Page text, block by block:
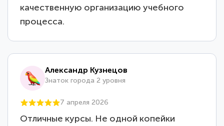
качественную организацию учебного
процесса.
Александр Кузнецов
Знаток города 2 уровня
7 апреля 2026
Отличные курсы. Не одной копейки